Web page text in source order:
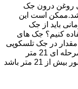
روغن درون جک
است این
باید از جک
کنیم؟ جک های
این مقدار در جک تلسکوپی
تک مرحله ای 7 متر،دو مرحله ای 14 و سه مرحله ای 21 متر
است.در صورتی که ارتفاع محل نصب آسانسور بیش از 21 متر باشد